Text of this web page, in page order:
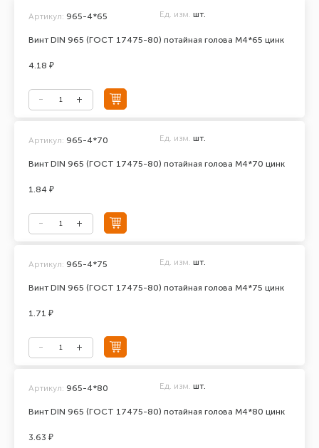
Винт DIN 965 (ГОСТ 17475-80) потайная голова М4*65 цинк
Артикул: 965-4*65 Ед. изм. шт.
4.18 ₽
Винт DIN 965 (ГОСТ 17475-80) потайная голова М4*70 цинк
Артикул: 965-4*70 Ед. изм. шт.
1.84 ₽
Винт DIN 965 (ГОСТ 17475-80) потайная голова М4*75 цинк
Артикул: 965-4*75 Ед. изм. шт.
1.71 ₽
Винт DIN 965 (ГОСТ 17475-80) потайная голова М4*80 цинк
Артикул: 965-4*80 Ед. изм. шт.
3.63 ₽